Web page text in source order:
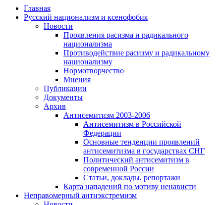
Главная
Русский национализм и ксенофобия
Новости
Проявления расизма и радикального
национализма
Противодействие расизму и радикальному
национализму
Нормотворчество
Мнения
Публикации
Документы
Архив
Антисемитизм 2003-2006
Антисемитизм в Российской
Федерации
Основные тенденции проявлений
антисемитизма в государствах СНГ
Политический антисемитизм в
современной России
Статьи, доклады, репортажи
Карта нападений по мотиву ненависти
Неправомерный антиэкстремизм